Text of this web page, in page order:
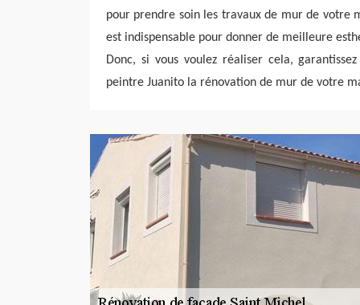
pour prendre soin les travaux de mur de votre
est indispensable pour donner de meilleure
Donc, si vous voulez réaliser cela,
peintre Juanito la rénovation de mur de votre